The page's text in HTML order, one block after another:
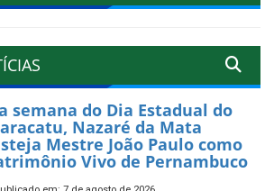
semana do Dia Estadual do
Nazaré da Mata
Mestre João Paulo como
Vivo de Pernambuco